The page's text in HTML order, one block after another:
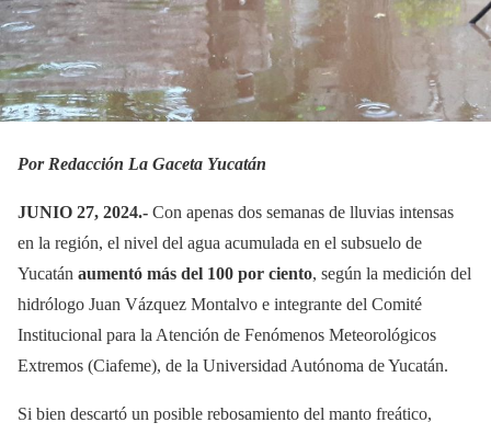
Por Redacción La Gaceta Yucatán
JUNIO 27, 2024.- Con apenas dos semanas de lluvias intensas
en la región, el nivel del agua acumulada en el subsuelo de
Yucatán aumentó más del 100 por ciento, según la medición del
hidrólogo Juan Vázquez Montalvo e integrante del Comité
Institucional para la Atención de Fenómenos Meteorológicos
Extremos (Ciafeme), de la Universidad Autónoma de Yucatán.
Si bien descartó un posible rebosamiento del manto freático,